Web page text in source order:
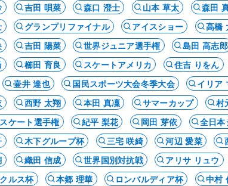
吉田 唄菜 森口 澄士 山本 草太 森田
グランプリファイナル アイスショー 高橋
吉田 陽菜 世界ジュニア選手権 島田 高志郎
櫛田 育良 スケートアメリカ 住吉 りをん
壷井 達也 国民スポーツ大会冬季大会 イリア
西野 太翔 本田 真凜 サマーカップ 村
ケート選手権
紀平 梨花 岡田 芽依 全日本
木下グループ杯 三宅 咲綺 河辺 愛菜
織田 信成 世界国別対抗戦 アリサ リュウ
ルス杯
本郷 理華 ロンバルディア杯 中村